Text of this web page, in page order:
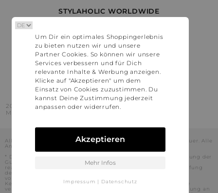
STYLAHOLIC WORLDWIDE
Österreich
Schweiz
France
United States
2016 - 2026 © Stylaholic.
Made for you with love in munich.
Alle Preise inkl. der jeweils geltenden gesetzlichen Mehrwertsteuer. Alle
Angaben ohne Gewähr.
* Die angezeigten Preise beinhalten Rabatte, die durch die Nutzung der
Gutschein-Codes auf den Seiten unserer Partner voraussichtlich
realisiert werden können. Stylaholic führt keine vollständige Prüfung
der Gutschein-Codes durch und es kann daher in Einzelfällen
vorkommen, dass die Gutscheine abweichend von unserem
Kenntnisstand bei dem jeweiligen Shop nicht oder nur teilweise
verwendet werden können. Darüber hinaus kann deren Verwendung an
Um Dir ein optimales Shoppingerlebnis
zu bieten nutzen wir und unsere
Partner Cookies. So können wir unsere
Services verbessern und für Dich
relevante Inhalte & Werbung anzeigen.
Klicke auf "Akzeptieren" um dem
Einsatz von Cookies zuzustimmen. Du
kannst Deine Zustimmung jederzeit
anpassen oder widerrufen.
Akzeptieren
Mehr Infos
Impressum | Datenschutz